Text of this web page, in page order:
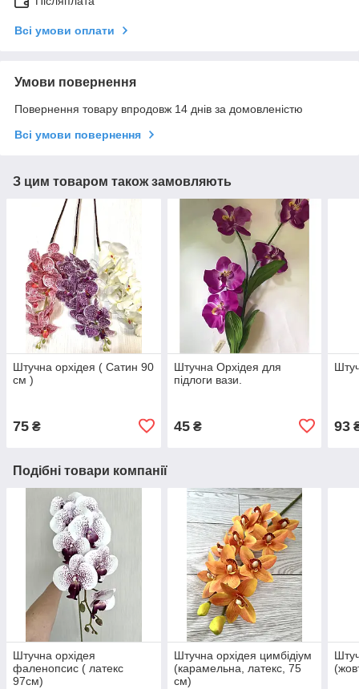
Всі умови оплати
Умови повернення
Повернення товару впродовж 14 днів за домовленістю
Всі умови повернення
З цим товаром також замовляють
Штучна орхідея ( Сатин 90
см )
75 ₴
Штучна Орхідея для
підлоги вази.
45₴ 93
Подібні товари компанії
Штучна орхідея
фаленопсис ( латекс
97см)
Штучна орхідея цимбідіум
(карамельна, латекс, 75
см)